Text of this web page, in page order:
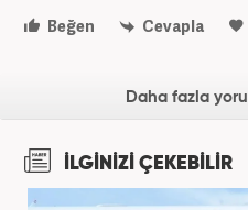
Beğen
Cevapla
Daha fazla
İLGİNİZİ ÇEKEBİLİR